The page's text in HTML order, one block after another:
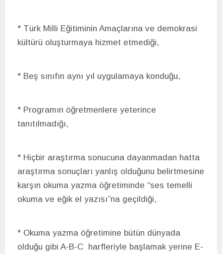
* Türk Milli Eğitiminin Amaçlarına ve demokrasi
kültürü oluşturmaya hizmet etmediği,
* Beş sınıfın aynı yıl uygulamaya konduğu,
* Programın öğretmenlere yeterince
tanıtılmadığı,
* Hiçbir araştırma sonucuna dayanmadan hatta
araştırma sonuçları yanlış olduğunu belirtmesine
karşın okuma yazma öğretiminde “ses temelli
okuma ve eğik el yazısı”na geçildiği,
* Okuma yazma öğretimine bütün dünyada
olduğu gibi A-B-C harfleriyle başlamak yerine E-